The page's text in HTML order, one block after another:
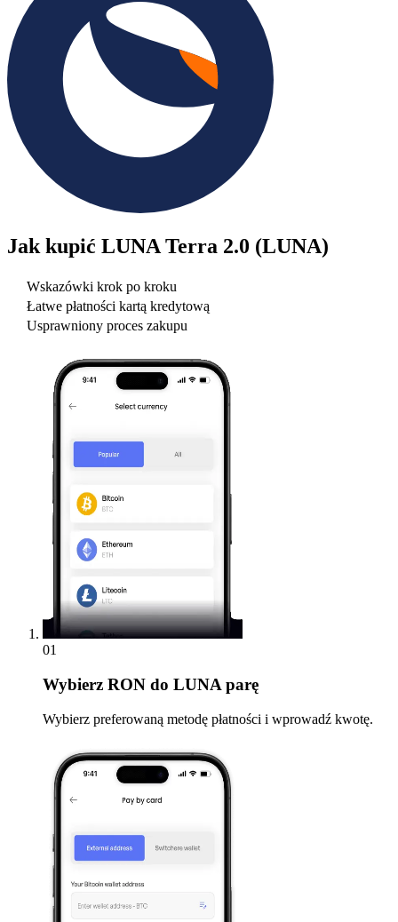
Jak kupić LUNA Terra 2.0 (LUNA)
Wskazówki krok po kroku
Łatwe płatności kartą kredytową
Usprawniony proces zakupu
01
Wybierz RON do LUNA parę
Wybierz preferowaną metodę płatności i wprowadź kwotę.